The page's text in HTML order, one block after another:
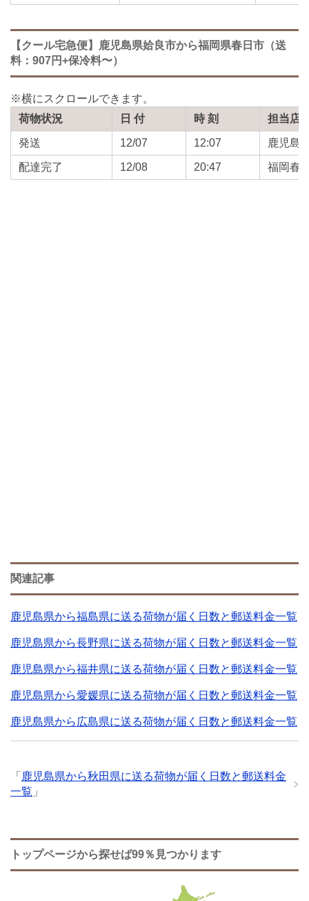
【クール宅急便】鹿児島県姶良市から福岡県春日市（送
料：907円+保冷料〜）
荷物状況 日 付 時 刻 担当店
発送 12/07 12:07 鹿児島
配達完了 12/08 20:47 福岡春
関連記事
鹿児島県から福島県に送る荷物が届く日数と郵送料金一覧
鹿児島県から長野県に送る荷物が届く日数と郵送料金一覧
鹿児島県から福井県に送る荷物が届く日数と郵送料金一覧
鹿児島県から愛媛県に送る荷物が届く日数と郵送料金一覧
鹿児島県から広島県に送る荷物が届く日数と郵送料金一覧
「 鹿児島県から秋田県に送る荷物が届く日数と郵送料金
一覧 」
トップページから探せば99％見つかります